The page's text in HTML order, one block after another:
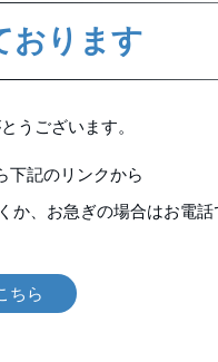
おります
うございます。
下記のリンクから
か、お急ぎの場合はお電話
ちら